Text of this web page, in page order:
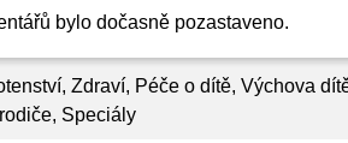
, Zdraví, Péče o dítě, Výchova
, Speciály
bylo dočasně pozastaveno.